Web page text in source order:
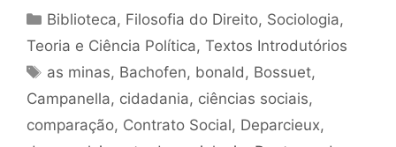
Categorias
Biblioteca, Filosofia do Direito, Sociologia,
Teoria e Ciência Política, Textos Introdutórios
Tags
as minas, Bachofen, bonald, Bossuet,
Campanella, cidadania, ciências sociais,
comparação, Contrato Social, Deparcieux,